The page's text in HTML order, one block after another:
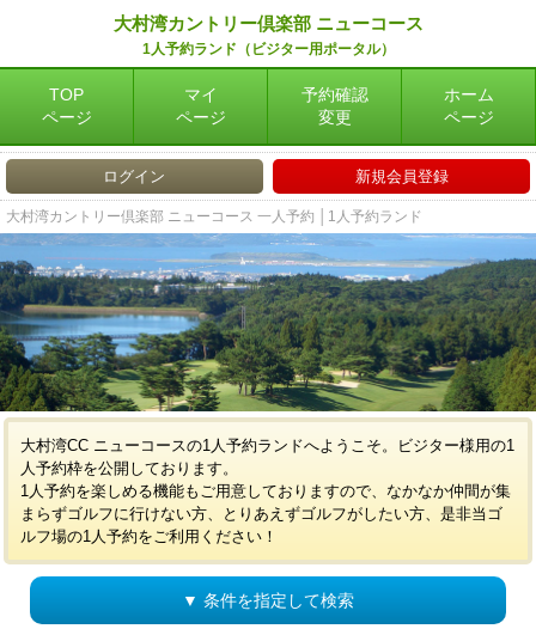
大村湾カントリー倶楽部 ニューコース
1人予約ランド（ビジター用ポータル）
TOP
ページ
マイ
ページ
予約確認
変更
ホーム
ページ
ログイン 新規会員登録
大村湾カントリー倶楽部 ニューコース 一人予約 │1人予約ランド
大村湾CC ニューコースの1人予約ランドへようこそ。ビジター様用の1
人予約枠を公開しております。
1人予約を楽しめる機能もご用意しておりますので、なかなか仲間が集
まらずゴルフに行けない方、とりあえずゴルフがしたい方、是非当ゴ
ルフ場の1人予約をご利用ください！
▼ 条件を指定して検索